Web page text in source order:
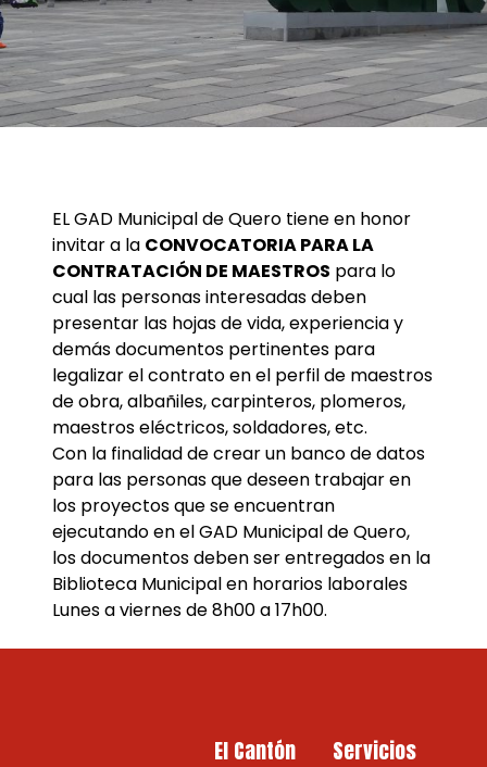
EL GAD Municipal de Quero tiene en honor
invitar a la CONVOCATORIA PARA LA
CONTRATACIÓN DE MAESTROS para lo
cual las personas interesadas deben
presentar las hojas de vida, experiencia y
demás documentos pertinentes para
legalizar el contrato en el perfil de maestros
de obra, albañiles, carpinteros, plomeros,
maestros eléctricos, soldadores, etc.
Con la finalidad de crear un banco de datos
para las personas que deseen trabajar en
los proyectos que se encuentran
ejecutando en el GAD Municipal de Quero,
los documentos deben ser entregados en la
Biblioteca Municipal en horarios laborales
Lunes a viernes de 8h00 a 17h00.
El Cantón Servicios